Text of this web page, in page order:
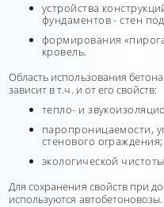
устройства
фундаментов - стен
формирования
кровель.
Область использования
зависит в т.ч. и от его свойств:
тепло- и
паропроницаемости,
стенового ограждения;
экологической
Для сохранения свойств при
используются автобетоновозы.